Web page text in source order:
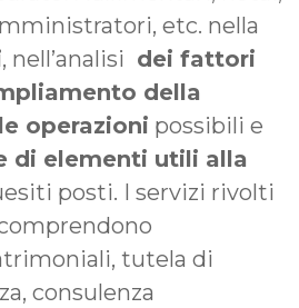
etc. nella
, nell’analisi dei fattori
della
operazioni possibili e
di elementi utili alla
posti. I servizi rivolti
tutela di
consulenza